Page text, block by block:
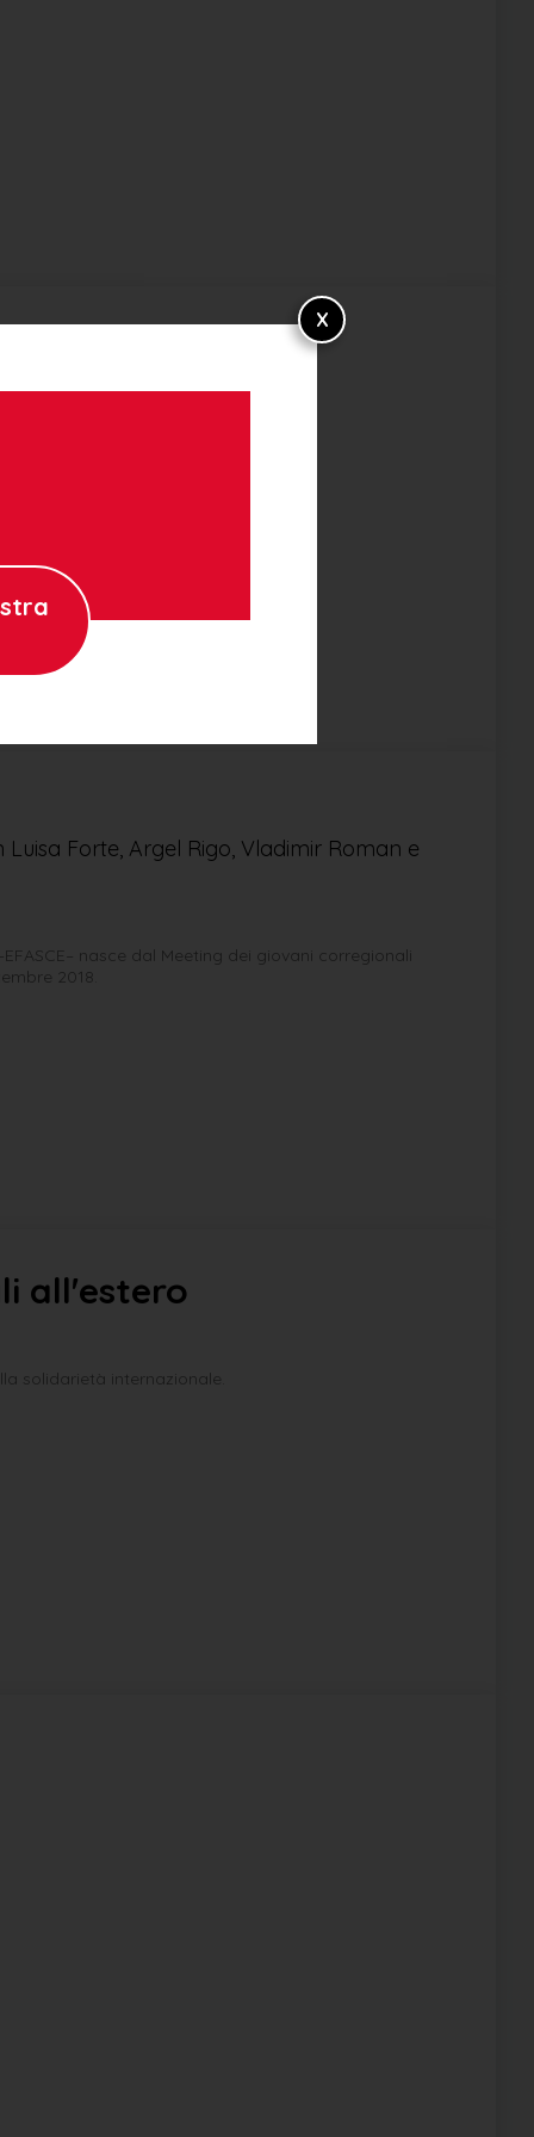
Forte, Argel Rigo, Vladimir Roman e
nasce dal Meeting dei giovani corregionali
2018.
all'estero
solidarietà internazionale.